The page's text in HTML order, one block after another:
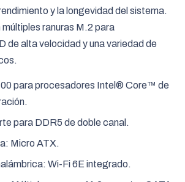
y la longevidad del sistema.
ranuras M.2 para
de alta velocidad y una variedad de
para procesadores Intel® Core™ de
para DDR5 de doble canal.
Micro ATX.
Wi-Fi 6E integrado.